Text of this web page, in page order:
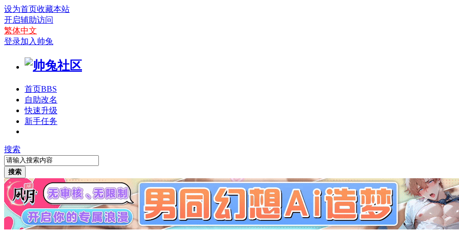
设为首页收藏本站
开启辅助访问
繁体中文
登录加入帅兔
首页BBS
自助改名
快速升级
新手任务
搜索
搜索